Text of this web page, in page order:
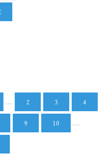
… 2 3 4
9 10 …